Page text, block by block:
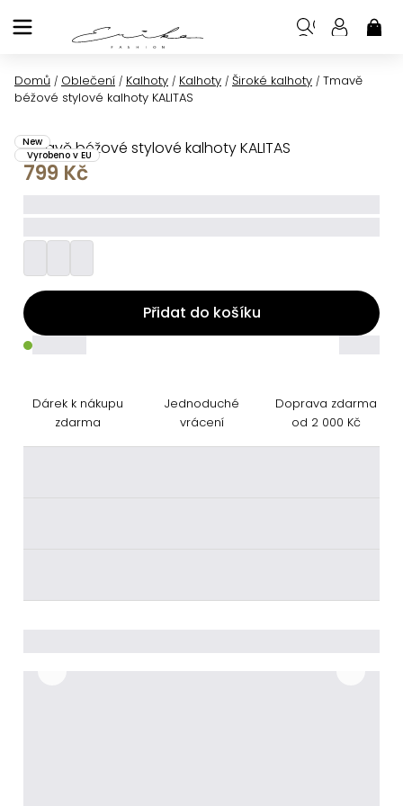
na
Domů / Oblečení / Kalhoty / Kalhoty / Široké kalhoty / Tmavě
béžové stylové kalhoty KALITAS
Tmavě béžové stylové kalhoty KALITAS
New
Vyrobeno v EU
799 Kč
Přidat do košíku
Dárek k nákupu
zdarma
Jednoduché
vrácení
Doprava zdarma
od 2 000 Kč